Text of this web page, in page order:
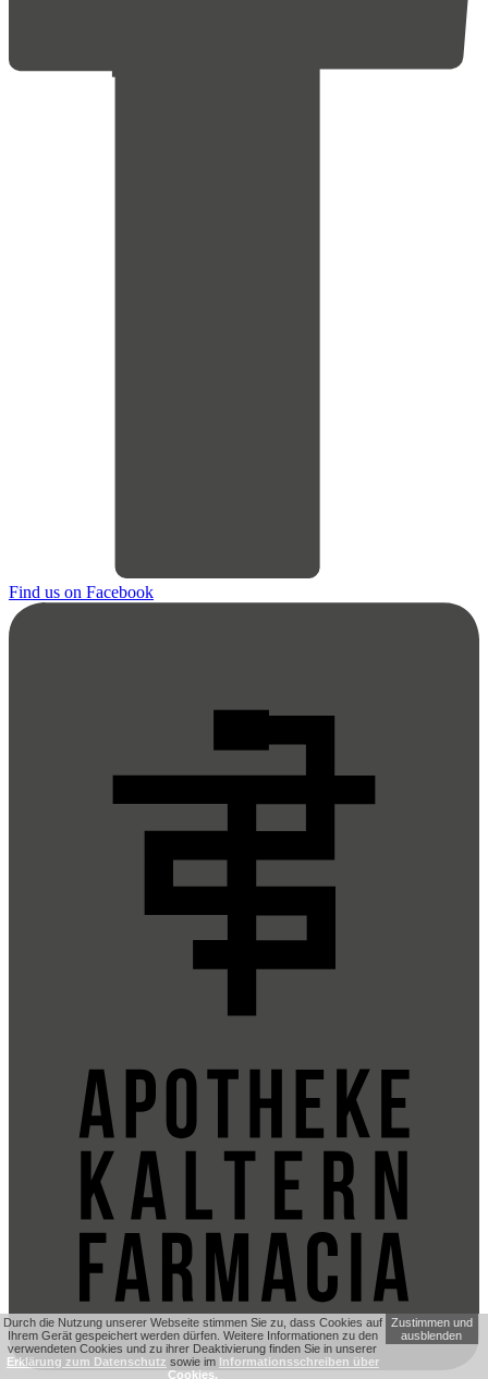
Find us on Facebook
Durch die Nutzung unserer Webseite stimmen Sie zu, dass Cookies auf
Ihrem Gerät gespeichert werden dürfen. Weitere Informationen zu den
verwendeten Cookies und zu ihrer Deaktivierung finden Sie in unserer
Erklärung zum Datenschutz sowie im Informationsschreiben über
Cookies.
Zustimmen und
ausblenden